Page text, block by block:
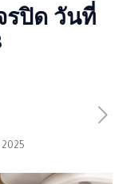
รปิด วันที่